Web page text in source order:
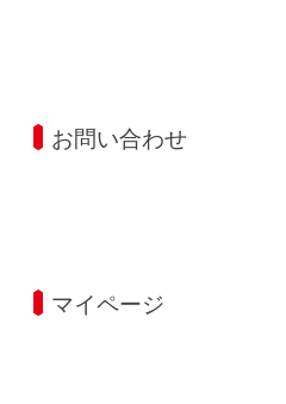
お問い合わせ
マイページ